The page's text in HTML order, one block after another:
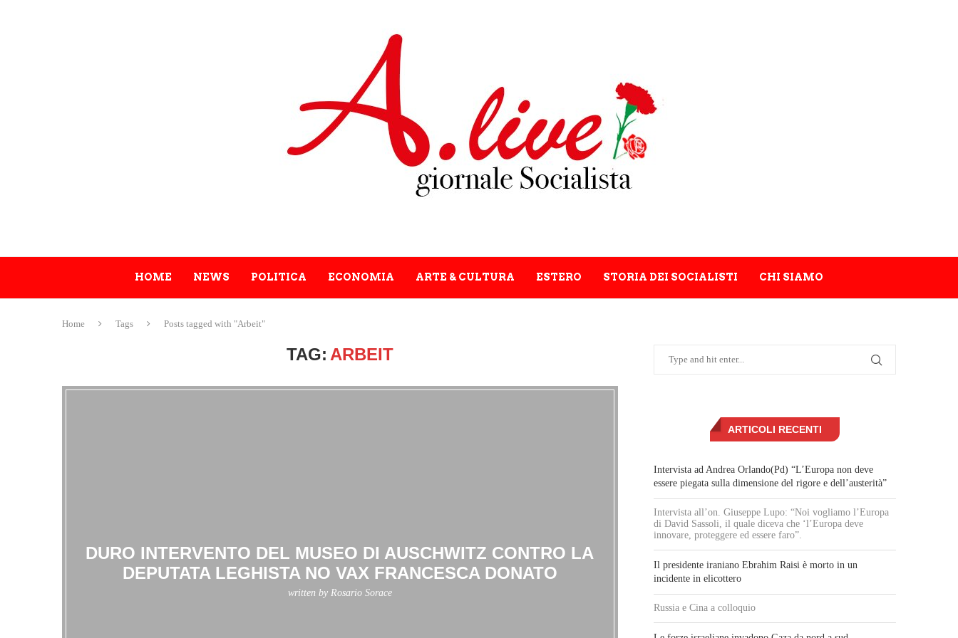
HOME NEWS POLITICA ECONOMIA ARTE & CULTURA ESTERO STORIA DEI SOCIALISTI CHI SIAMO
Home Tags Posts tagged with "Arbeit"
TAG: ARBEIT
DURO INTERVENTO DEL MUSEO DI AUSCHWITZ CONTRO LA
DEPUTATA LEGHISTA NO VAX FRANCESCA DONATO
written by Rosario Sorace
ARTICOLI RECENTI
Intervista ad Andrea Orlando(Pd) “L’Europa non deve
essere piegata sulla dimensione del rigore e dell’austerità”
Intervista all’on. Giuseppe Lupo: “Noi vogliamo l’Europa
di David Sassoli, il quale diceva che ‘l’Europa deve
innovare, proteggere ed essere faro”.
Il presidente iraniano Ebrahim Raisi è morto in un
incidente in elicottero
Russia e Cina a colloquio